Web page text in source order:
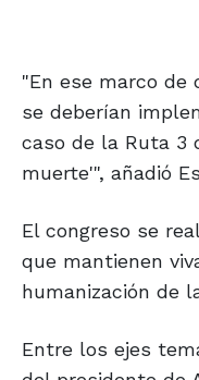
"En ese marco
se deberían
caso de la Ruta 3
muerte'", añadió
El congreso se
que mantienen
humanización de
Entre los ejes